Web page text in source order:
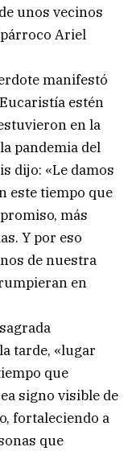
unos vecinos
Ariel
manifestó
estén
en la
pandemia del
dijo: «Le damos
este tiempo que
más
Y por eso
de nuestra
en
tarde, «lugar
que
signo visible de
fortaleciendo a
que